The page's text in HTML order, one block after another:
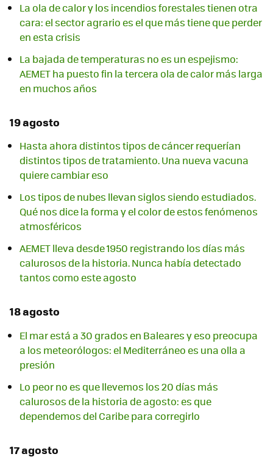
La ola de calor y los incendios forestales tienen otra
cara: el sector agrario es el que más tiene que perder
en esta crisis
La bajada de temperaturas no es un espejismo:
AEMET ha puesto fin la tercera ola de calor más larga
en muchos años
19 agosto
Hasta ahora distintos tipos de cáncer requerían
distintos tipos de tratamiento. Una nueva vacuna
quiere cambiar eso
Los tipos de nubes llevan siglos siendo estudiados.
Qué nos dice la forma y el color de estos fenómenos
atmosféricos
AEMET lleva desde 1950 registrando los días más
calurosos de la historia. Nunca había detectado
tantos como este agosto
18 agosto
El mar está a 30 grados en Baleares y eso preocupa
a los meteorólogos: el Mediterráneo es una olla a
presión
Lo peor no es que llevemos los 20 días más
calurosos de la historia de agosto: es que
dependemos del Caribe para corregirlo
17 agosto